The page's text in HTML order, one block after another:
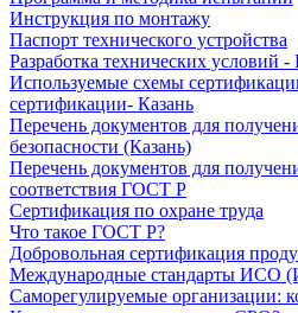
Инструкция по монтажу
Паспорт технического устройства
Разработка технических условий -
Используемые схемы
сертификации- Казань
Перечень документов для
безопасности (Казань)
Перечень документов для
соответствия ГОСТ Р
Сертификация по охране труда
Что такое ГОСТ Р?
Добровольная сертификация
Международные стандарты ИСО
Саморегулируемые организации: